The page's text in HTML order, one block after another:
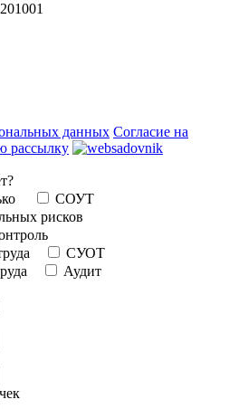
данных Согласие на
рассылку
СОУТ
рисков
СУОТ
Аудит